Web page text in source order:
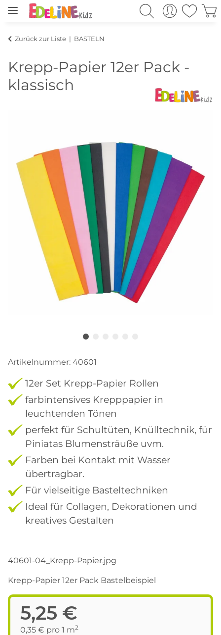
Zurück zur Liste BASTELN
Krepp-Papier 12er Pack -
klassisch
Artikelnummer: 40601
12er Set Krepp-Papier Rollen
farbintensives Krepppapier in
leuchtenden Tönen
perfekt für Schultüten, Knülltechnik, für
Piniatas Blumensträuße uvm.
Farben bei Kontakt mit Wasser
übertragbar.
Für vielseitige Basteltechniken
Ideal für Collagen, Dekorationen und
kreatives Gestalten
40601-04_Krepp-Papier.jpg
Krepp-Papier 12er Pack Bastelbeispiel
5,25 €
0,35 € pro 1 m2